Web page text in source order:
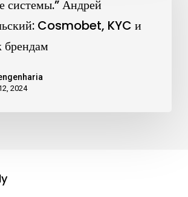
системы.” Андрей
Cosmobet, KYC и
брендам
2024